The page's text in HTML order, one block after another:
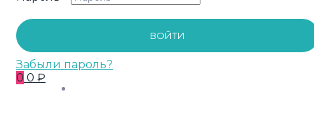
ВОЙТИ
Забыли пароль?
0 0 ₽